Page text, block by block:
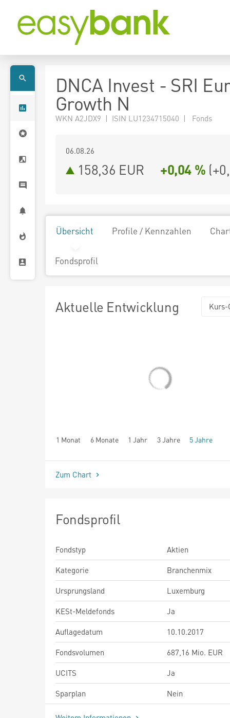
DNCA Invest - SRI
Growth N
WKN A2JDX9 | ISIN LU1234715040 | Fonds
06.08.26
158,36 EUR +0,04 % (
Übersicht Profile / Kennzahlen
Fondsprofil
Aktuelle Entwicklung Kurs-
1 Monat 6 Monate 1 Jahr 3 Jahre 5 Jahre
seit Beginn
Zum Chart
Fondsprofil
Fondstyp
Aktien
Kategorie
Branchenmix
Ursprungsland
Luxemburg
KESt-Meldefonds
Ja
Auflagedatum
10.10.2017
Fondsvolumen
687,16 Mio. EUR
UCITS
Ja
Sparplan
Nein